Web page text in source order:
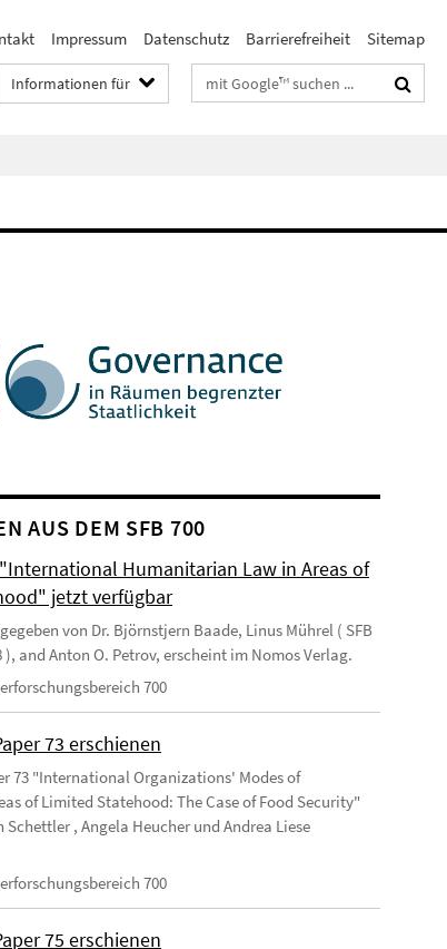
Impressum Datenschutz Barrierefreiheit Sitemap
Informationen für Suchbegriffe
AUS DEM SFB 700
Humanitarian Law in Areas of
jetzt verfügbar
von Dr. Björnstjern Baade, Linus Mührel ( SFB
), and Anton O. Petrov, erscheint im Nomos Verlag.
700
73 erschienen
73 "International Organizations' Modes of
of Limited Statehood: The Case of Food Security"
Schettler , Angela Heucher und Andrea Liese
700
75 erschienen